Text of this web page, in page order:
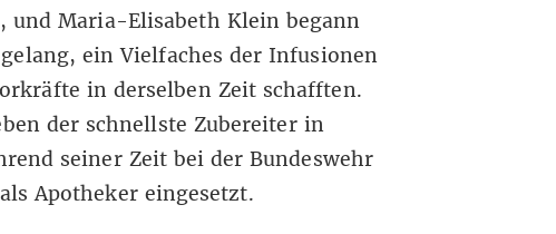
und Maria-Elisabeth Klein begann
ein Vielfaches der Infusionen
in derselben Zeit schafften.
der schnellste Zubereiter in
seiner Zeit bei der Bundeswehr
Apotheker eingesetzt.